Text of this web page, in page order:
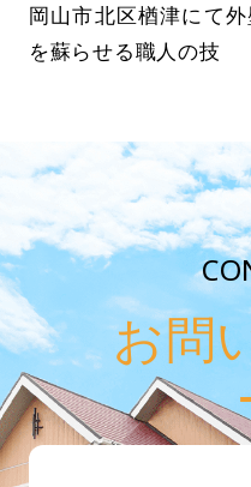
岡山市北区楢津にて
を蘇らせる職人の技
お問